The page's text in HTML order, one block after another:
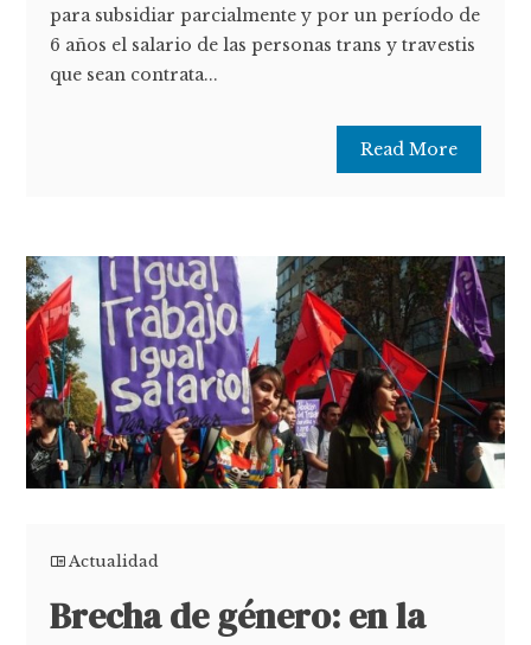
para subsidiar parcialmente y por un período de
6 años el salario de las personas trans y travestis
que sean contrata...
Read More
Actualidad
Brecha de género: en la